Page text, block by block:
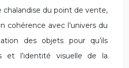
chalandise du point de vente,
cohérence avec l’univers du
des objets pour qu’ils
et l’identité visuelle de la